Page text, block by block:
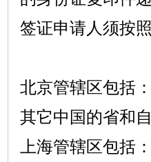
签证申请人须按
北京管辖区包括
其它中国的省和
上海管辖区包括